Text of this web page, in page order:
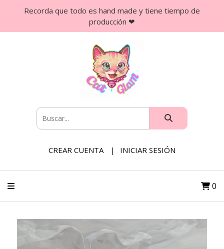
Recorda que todo es hand made y tiene tiempo de
producción ❤
CREAR CUENTA INICIAR SESIÓN
0